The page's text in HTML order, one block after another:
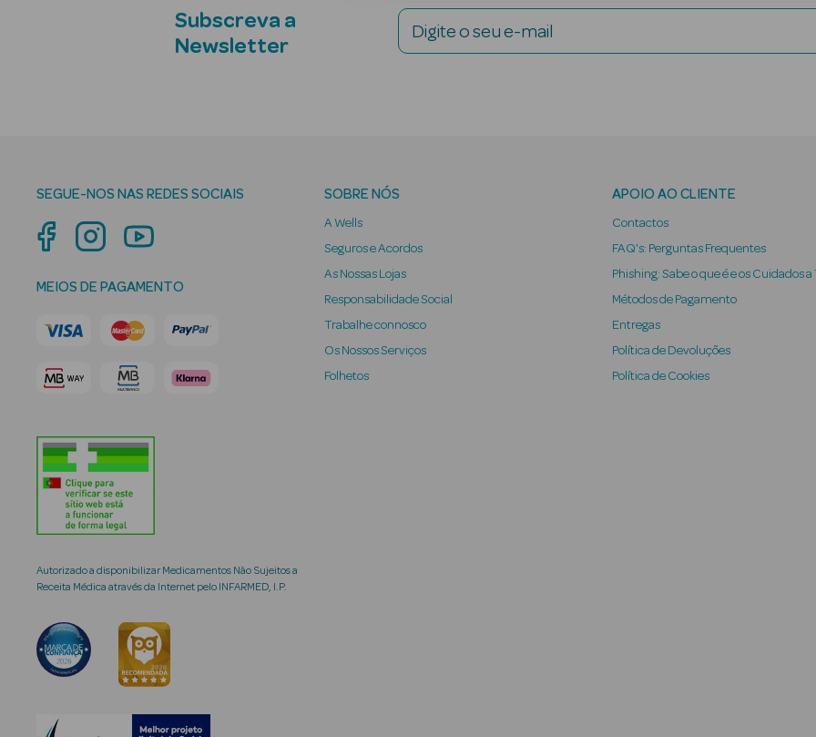
Subscreva a
Newsletter
Digite o seu e-mail
SEGUE-NOS NAS REDES SOCIAIS
MEIOS DE PAGAMENTO
Autorizado a disponibilizar Medicamentos Não Sujeitos a
Receita Médica através da Internet pelo INFARMED, I.P.
SOBRE NÓS
A Wells
Seguros e Acordos
As Nossas Lojas
Responsabilidade Social
Trabalhe connosco
Os Nossos Serviços
Folhetos
APOIO AO CLIENTE
Contactos
FAQ's: Perguntas Frequentes
Phishing: Sabe o que é e os Cuidados a
Métodos de Pagamento
Entregas
Política de Devoluções
Política de Cookies